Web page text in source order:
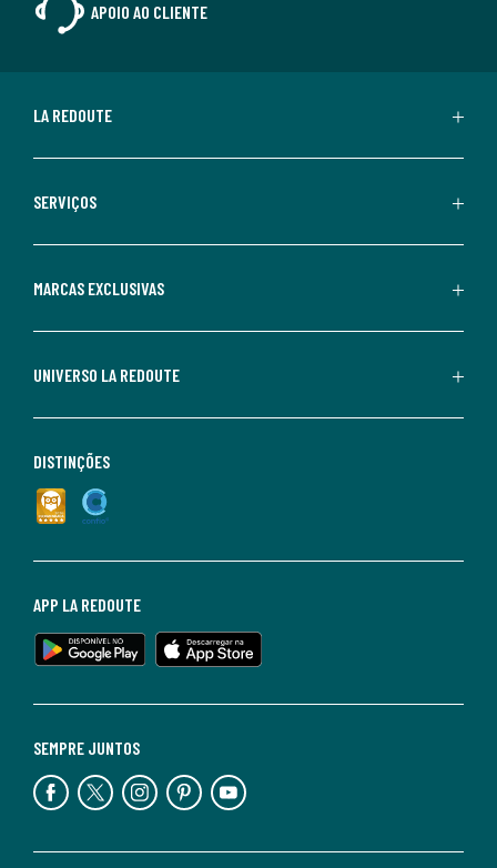
APOIO AO CLIENTE
LA REDOUTE
SERVIÇOS
MARCAS EXCLUSIVAS
UNIVERSO LA REDOUTE
SEMPRE JUNTOS
APP LA REDOUTE
DISTINÇÕES